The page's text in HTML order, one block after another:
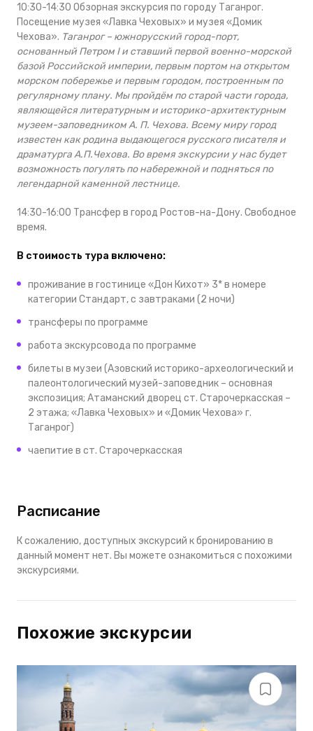
10:30-14:30 Обзорная экскурсия по городу Таганрог.
Посещение музея «Лавка Чеховых» и музея «Домик
Чехова». Таганрог – южнорусский город-порт,
основанный Петром I и ставший первой военно-морской
базой Российской империи, первым портом на открытом
морском побережье и первым городом, построенным по
регулярному плану. Мы пройдём по старой части города,
являющейся литературным и историко-архитектурным
музеем-заповедником А. П. Чехова. Всему миру город
известен как родина выдающегося русского писателя и
драматурга А.П.Чехова. Во время экскурсии у нас будет
возможность погулять по набережной и подняться по
легендарной каменной лестнице.
14:30-16:00 Трансфер в город Ростов-на-Дону. Свободное
время.
В стоимость тура включено:
проживание в гостинице «Дон Кихот» 3* в номере
категории Стандарт, с завтраками (2 ночи)
трансферы по программе
работа экскурсовода по программе
билеты в музеи (Азовский историко-археологический и
палеонтологический музей-заповедник – основная
экспозиция; Атаманский дворец ст. Старочеркасская –
2 этажа; «Лавка Чеховых» и «Домик Чехова» г.
Таганрог)
чаепитие в ст. Старочеркасская
Расписание
К сожалению, доступных экскурсий к бронированию в
данный момент нет. Вы можете ознакомиться с похожими
экскурсиями.
Похожие экскурсии